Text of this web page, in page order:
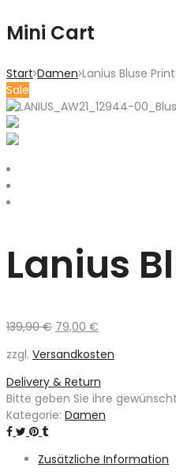
Mini Cart
Start Damen Lanius Bluse
Sale
Lanius
139,90€ Ursprünglicher
war:
139,90 €
79,00 €
ist:
79,00 €.
zzgl. Versandkosten
Delivery & Return
Bitte geben Sie ihre
Kategorie: Damen
Zusätzliche Information